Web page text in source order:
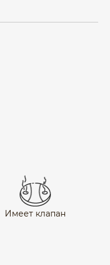
Имеет клапан